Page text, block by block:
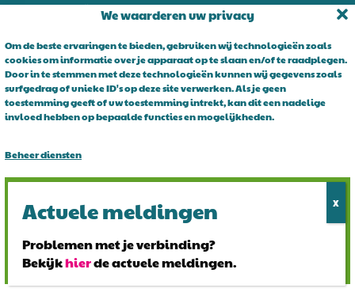
We waarderen uw privacy
Om de beste ervaringen te bieden, gebruiken wij technologieën zoals
cookies om informatie over je apparaat op te slaan en/of te raadplegen.
Door in te stemmen met deze technologieën kunnen wij gegevens zoals
surfgedrag of unieke ID's op deze site verwerken. Als je geen
toestemming geeft of uw toestemming intrekt, kan dit een nadelige
invloed hebben op bepaalde functies en mogelijkheden.
Beheer diensten
Bekijk voorkeuren
Werken bij
Over Bright Access
Glasvezel voor ondernemers. Al 15 jaar is Bright Access dé glasvezel
leverancier voor ondernemend Nederland. Bright Access maakt
glasvezel voor iedereen toegankelijk. De vraag is niet of u overstapt
Problemen met je verbinding?
Bekijkhierde actuele meldingen.